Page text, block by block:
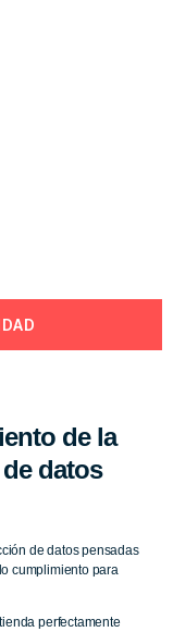
de la
datos
de datos pensadas
cumplimiento para
perfectamente